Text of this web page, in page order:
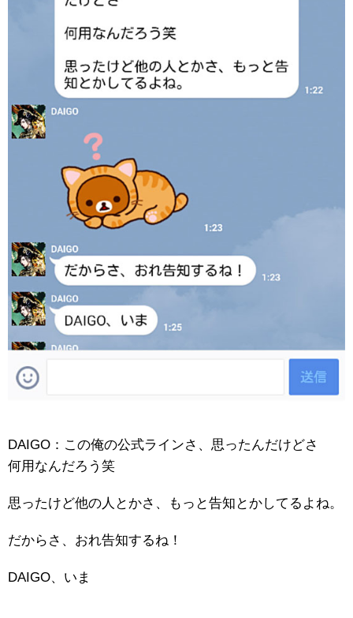
DAIGO：この俺の公式ラインさ、思ったんだけどさ
何用なんだろう笑
思ったけど他の人とかさ、もっと告知とかしてるよね。
だからさ、おれ告知するね！
DAIGO、いま